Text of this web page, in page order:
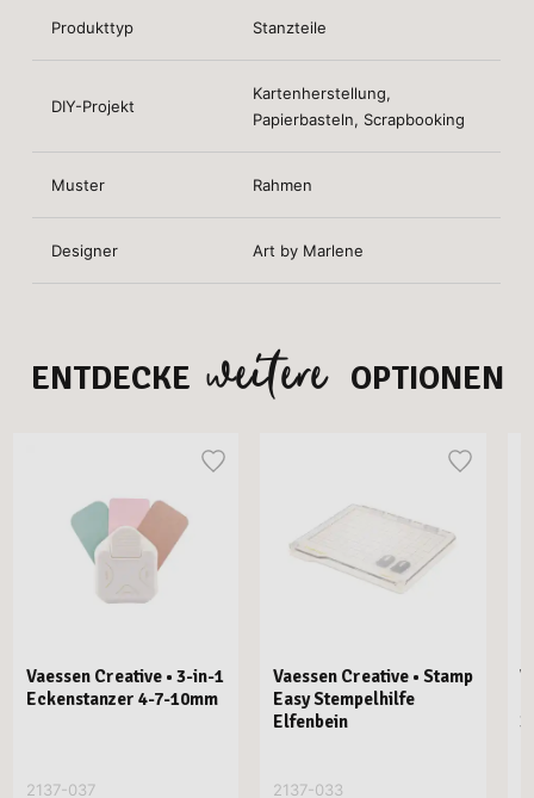
Produkttyp Stanzteile
DIY-Projekt
Kartenherstellung,
Papierbasteln, Scrapbooking
Muster Rahmen
Designer Art by Marlene
ENTDECKE weitere OPTIONEN
Vaessen Creative • 3-in-1
Eckenstanzer 4-7-10mm
2137-037
Vaessen Creative • Stamp
Easy Stempelhilfe
Elfenbein
2137-033